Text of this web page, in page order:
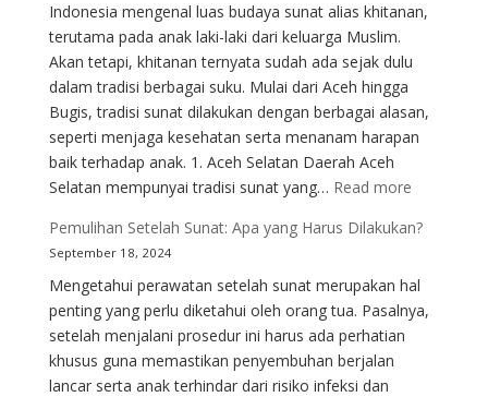
Anak
di
Sunat
Indonesia mengenal luas budaya sunat alias khitanan,
terutama pada anak laki-laki dari keluarga Muslim.
Akan tetapi, khitanan ternyata sudah ada sejak dulu
dalam tradisi berbagai suku. Mulai dari Aceh hingga
Bugis, tradisi sunat dilakukan dengan berbagai alasan,
seperti menjaga kesehatan serta menanam harapan
baik terhadap anak. 1. Aceh Selatan Daerah Aceh
Selatan mempunyai tradisi sunat yang… Read more:
dalam
dan
Tradisi
Pemulihan Setelah Sunat: Apa yang Harus Dilakukan?
September 18, 2024
Mengetahui perawatan setelah sunat merupakan hal
penting yang perlu diketahui oleh orang tua. Pasalnya,
setelah menjalani prosedur ini harus ada perhatian
khusus guna memastikan penyembuhan berjalan
lancar serta anak terhindar dari risiko infeksi dan